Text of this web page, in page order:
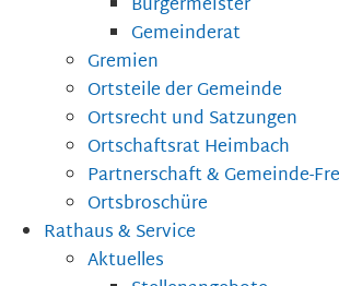
Gemeinderat
Gremien
Ortsteile der Gemeinde
Ortsrecht und Satzungen
Ortschaftsrat Heimbach
Partnerschaft & Gemeinde-
Ortsbroschüre
Rathaus & Service
Aktuelles